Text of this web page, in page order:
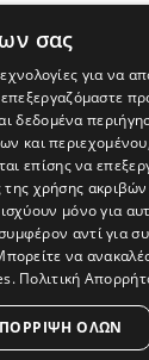
Ειδήσεις,
σας
για να
δεδομένα
και
επίσης να
της χρήσης
μόνο για
αντί για
να
. Πολιτική
ΌΛΩΝ